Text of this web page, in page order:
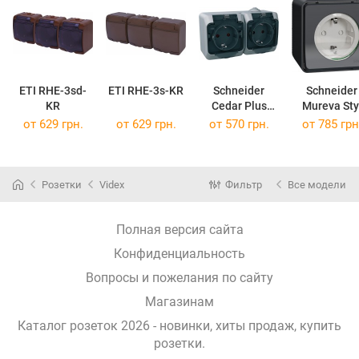
ETI RHE-3sd-
KR
ETI RHE-3s-KR
Schneider
Cedar Plus
WDE000625
Schneider
Mureva
MUR36034
от 629 грн. от 629 грн. от 570 грн. от 785
Розетки Videx Фильтр Все модели
Полная версия сайта
Конфиденциальность
Вопросы и пожелания по сайту
Магазинам
Каталог розеток 2026 - новинки, хиты продаж, купить
розетки.